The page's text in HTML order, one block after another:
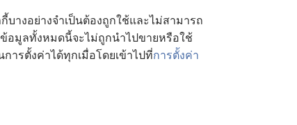
างอย่างจำเป็นต้องถูกใช้และไม่สามารถ
อมูลทั้งหมดนี้จะไม่ถูกนำไปขายหรือใช้
ารตั้งค่าได้ทุกเมื่อโดยเข้าไปที่การตั้งค่า